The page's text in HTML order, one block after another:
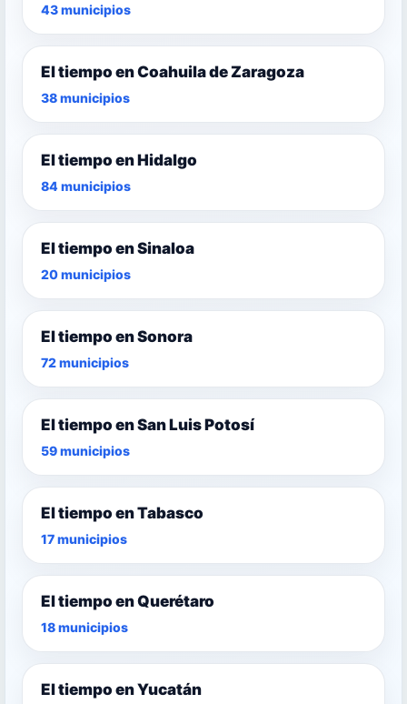
43 municipios
El tiempo en Coahuila de Zaragoza
38 municipios
El tiempo en Hidalgo
84 municipios
El tiempo en Sinaloa
20 municipios
El tiempo en Sonora
72 municipios
El tiempo en San Luis Potosí
59 municipios
El tiempo en Tabasco
17 municipios
El tiempo en Querétaro
18 municipios
El tiempo en Yucatán